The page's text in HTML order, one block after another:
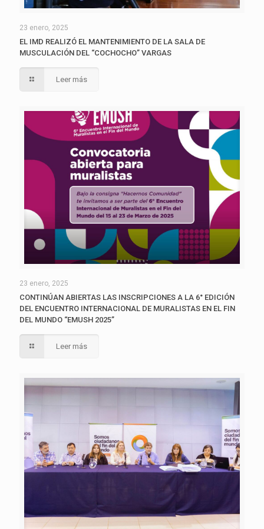
23 enero, 2025
EL IMD REALIZÓ EL MANTENIMIENTO DE LA SALA DE
MUSCULACIÓN DEL “COCHOCHO” VARGAS
Leer más
23 enero, 2025
CONTINÚAN ABIERTAS LAS INSCRIPCIONES A LA 6° EDICIÓN
DEL ENCUENTRO INTERNACIONAL DE MURALISTAS EN EL FIN
DEL MUNDO “EMUSH 2025”
Leer más